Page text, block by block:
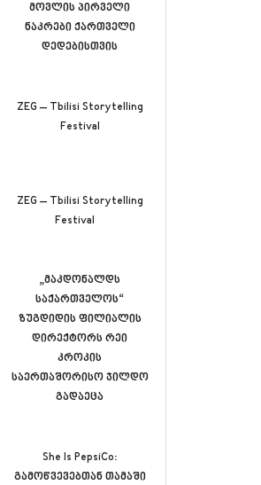
მოვლის პირველი
ნაკრები ქართველი
დედებისთვის
ZEG – Tbilisi Storytelling
Festival
ZEG – Tbilisi Storytelling
Festival
„მაკდონალდს
საქართველოს“
ზუგდიდის ფილიალის
დირექტორს რეი
კროკის
საერთაშორისო ჯილდო
გადაეცა
She Is PepsiCo:
გამოწვევებთან თამაში